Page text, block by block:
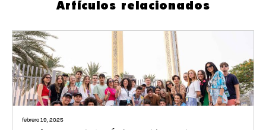
Artículos relacionados
febrero 19, 2025